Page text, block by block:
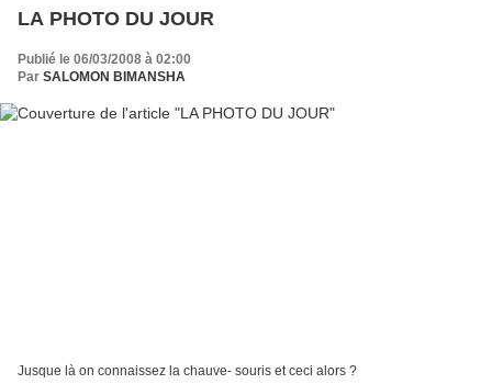
LA PHOTO DU JOUR
Publié le 06/03/2008 à 02:00
Par SALOMON BIMANSHA
Jusque là on connaissez la chauve- souris et ceci alors ?